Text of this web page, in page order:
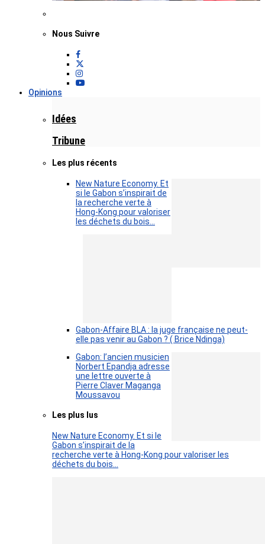
Nous Suivre
Opinions
Idées
Tribune
Les plus récents
New Nature Economy. Et
si le Gabon s’inspirait de
la recherche verte à
Hong-Kong pour valoriser
les déchets du bois…
Gabon-Affaire BLA : la juge française ne peut-
elle pas venir au Gabon ? ( Brice Ndinga)
Gabon: l’ancien musicien
Norbert Epandja adresse
une lettre ouverte à
Pierre Claver Maganga
Moussavou
Les plus lus
New Nature Economy. Et si le
Gabon s’inspirait de la
recherche verte à Hong-Kong pour valoriser les
déchets du bois…